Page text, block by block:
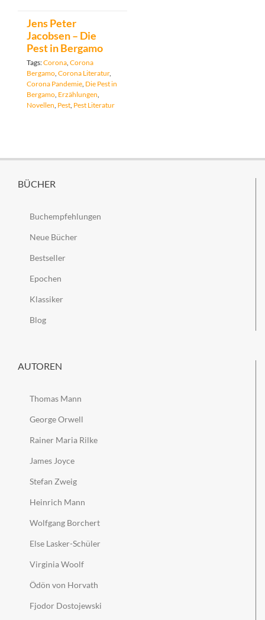
Jens Peter
Jacobsen – Die
Pest in Bergamo
Tags:Corona, Corona
Bergamo, Corona Literatur,
Corona Pandemie, Die Pest in
Bergamo, Erzählungen,
Novellen, Pest, Pest Literatur
BÜCHER
Buchempfehlungen
Neue Bücher
Bestseller
Epochen
Klassiker
Blog
AUTOREN
Thomas Mann
George Orwell
Rainer Maria Rilke
James Joyce
Stefan Zweig
Heinrich Mann
Wolfgang Borchert
Else Lasker-Schüler
Virginia Woolf
Ödön von Horvath
Fjodor Dostojewski